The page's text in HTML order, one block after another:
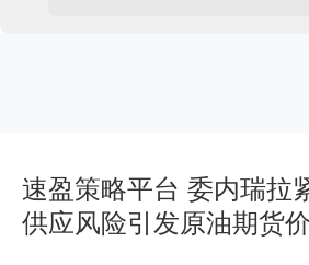
速盈策略平台 委内瑞拉
供应风险引发原油期货